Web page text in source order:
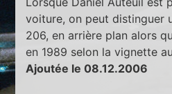
voiture, on peut distinguer
206, en arrière plan alors
en 1989 selon la vignette
Ajoutée le 08.12.2006